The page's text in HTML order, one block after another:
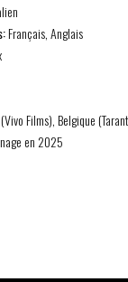
Français, Anglais
Films), Belgique
en 2025